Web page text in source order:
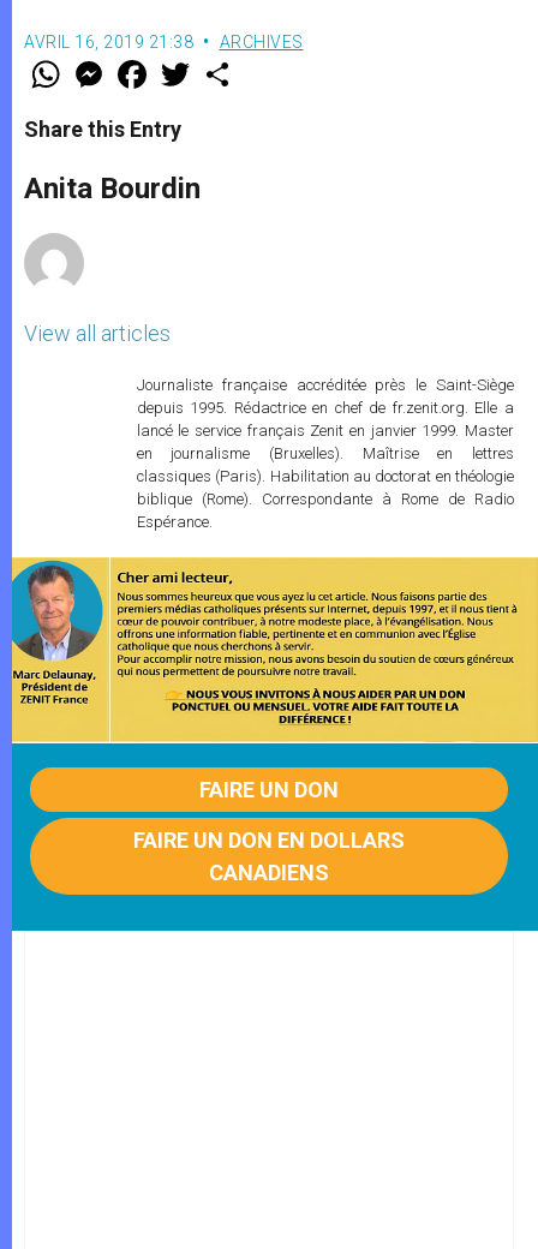
AVRIL 16, 2019 21:38 ARCHIVES
W
t
s
p
p
M
e
s
e
g
e
F
a
e
b
o
k
w
r
Share this Entry
Anita Bourdin
View all articles
Journaliste française accréditée près le Saint-Siège
depuis 1995. Rédactrice en chef de fr.zenit.org. Elle a
lancé le service français Zenit en janvier 1999. Master
en journalisme (Bruxelles). Maîtrise en lettres
classiques (Paris). Habilitation au doctorat en théologie
biblique (Rome). Correspondante à Rome de Radio
Espérance.
FAIRE UN DON
FAIRE UN DON EN DOLLARS
CANADIENS